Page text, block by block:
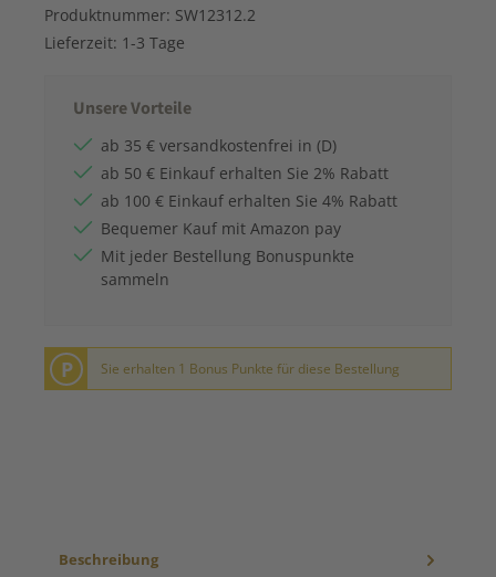
Produktnummer: SW12312.2
Lieferzeit: 1-3 Tage
Unsere Vorteile
ab 35 € versandkostenfrei in (D)
ab 50 € Einkauf erhalten Sie 2% Rabatt
ab 100 € Einkauf erhalten Sie 4% Rabatt
Bequemer Kauf mit Amazon pay
Mit jeder Bestellung Bonuspunkte
sammeln
P Sie erhalten 1 Bonus Punkte für diese Bestellung
Beschreibung